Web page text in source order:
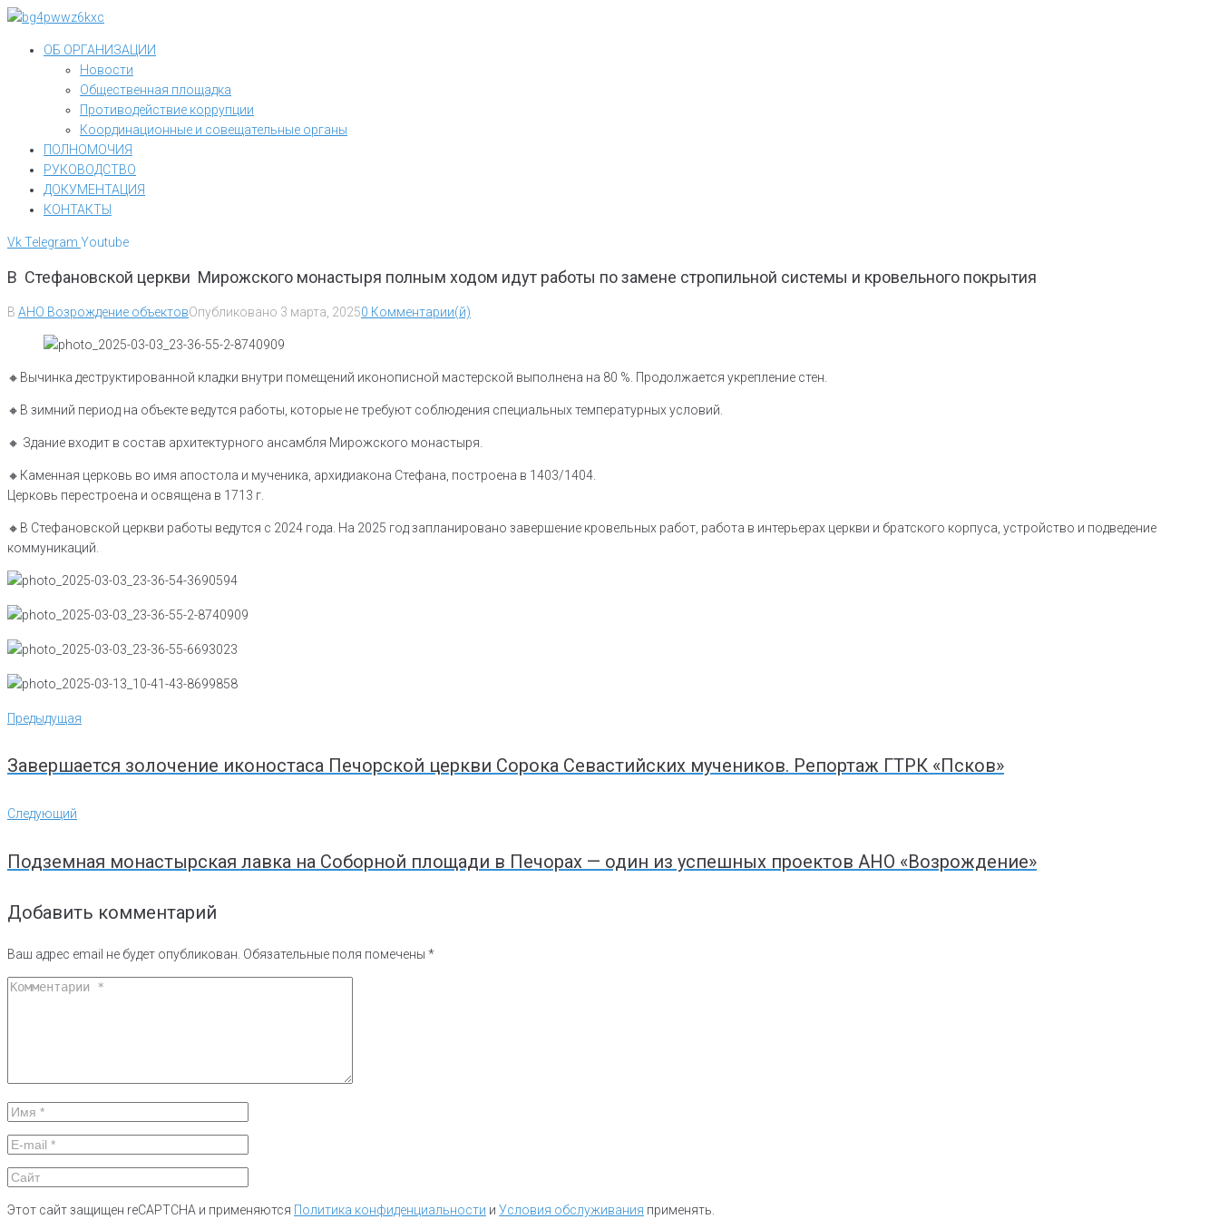
Перейти
контентуОБ ОРГАНИЗАЦИИ
Новости
Общественная площадка
Противодействие коррупции
Координационные и совещательные органы
ПОЛНОМОЧИЯ
РУКОВОДСТВО
ДОКУМЕНТАЦИЯ
КОНТАКТЫ
VkTelegram Youtube
В Стефановской церкви Мирожского монастыря полным ходом идут работы по замене стропильной системы и кровельного покрытия
В АНО Возрождение объектовОпубликовано 3 марта, 20250 Комментарии(й)
🔸️Вычинка деструктированной кладки внутри помещений иконописной мастерской выполнена на 80 %. Продолжается укрепление стен.
🔸️В зимний период на объекте ведутся работы, которые не требуют соблюдения специальных температурных условий.
🔸️ Здание входит в состав архитектурного ансамбля Мирожского монастыря.
🔸️Каменная церковь во имя апостола и мученика, архидиакона Стефана, построена в 1403/1404.
Церковь перестроена и освящена в 1713 г.
🔸️В Стефановской церкви работы ведутся с 2024 года. На 2025 год запланировано завершение кровельных работ, работа в интерьерах церкви и братского корпуса, устройство и подведение
коммуникаций.
Навигация
записям
Предыдущая
Предыдущая
Завершается золочение иконостаса Печорской церкви Сорока Севастийских мучеников. Репортаж ГТРК «Псков»
Следующий
Следующий
Подземная монастырская лавка на Соборной площади в Печорах — один из успешных проектов АНО «Возрождение»
Добавить комментарий
Ваш адрес email не будет опубликован. Обязательные поля помечены *
Этот сайт защищен reCAPTCHA и применяются Политика конфиденциальности и Условия обслуживания применять.